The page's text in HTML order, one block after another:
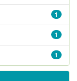
1
1
1